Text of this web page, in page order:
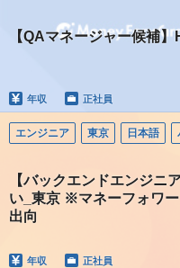
【QAマネージャー候補
年収 正社員
エンジニア 東京 日本語
【バックエンドエンジニ
い_東京 ※マネーフォワ
出向
年収 正社員